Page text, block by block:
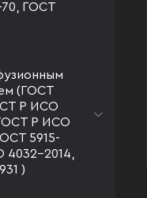
ГОСТ
(ГОСТ
Р ИСО
Р ИСО
5915-
4032-2014,
)